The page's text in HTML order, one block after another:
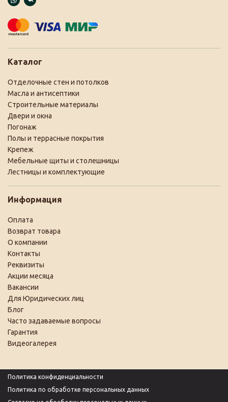
Каталог
Отделочные стен и потолков
Масла и антисептики
Строительные материалы
Двери и окна
Погонаж
Полы и террасные покрытия
Крепеж
Мебельные щиты и столешницы
Лестницы и комплектующие
Информация
Оплата
Возврат товара
О компании
Контакты
Реквизиты
Акции месяца
Вакансии
Для Юридических лиц
Блог
Часто задаваемые вопросы
Гарантия
Видеогалерея
Политика конфиденциальности
Политика по обработке персональных данных